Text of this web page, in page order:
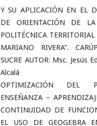
Y SU APLICACIÓN EN EL
DE ORIENTACIÓN DE LA
POLITÉCNICA TERRITORIAL
MARIANO RIVERA”.
SUCRE AUTOR: Msc. Jesús
Alcalá
OPTIMIZACIÓN DEL
ENSEÑANZA –
CONTINUIDAD DE
EL USO DE GEOGEBRA